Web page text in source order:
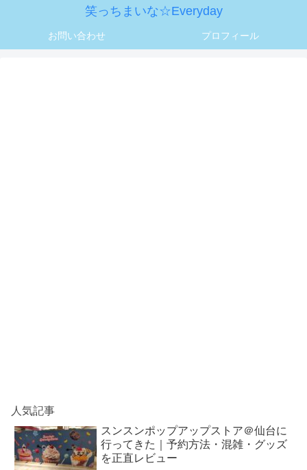
笑っちまいな☆Everyday
お問い合わせ プロフィール
人気記事
スンスンポップアップストア＠仙台に
行ってきた｜予約方法・混雑・グッズ
を正直レビュー